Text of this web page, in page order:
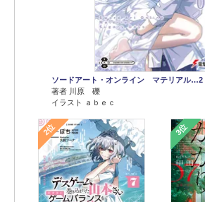
ソードアート・オンライン マテリアル…2
著者 川原 礫
イラスト ａｂｅｃ
2位 3位